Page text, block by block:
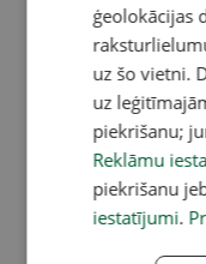
ģeolokācijas
uz šo vietni.
uz
piekrišanu;
Reklāmu
piekrišanu
iestatījumi.